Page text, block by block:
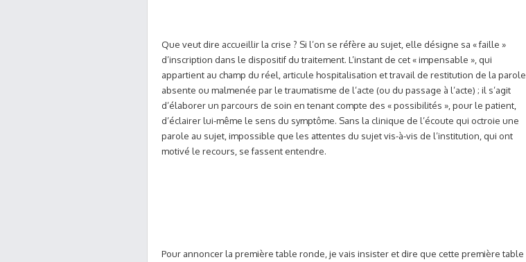
Que veut dire accueillir la crise ? Si l’on se réfère au sujet, elle désigne sa « faille »
d’inscription dans le dispositif du traitement. L’instant de cet « impensable », qui
appartient au champ du réel, articule hospitalisation et travail de restitution de la parole
absente ou malmenée par le traumatisme de l’acte (ou du passage à l’acte) ; il s’agit
d’élaborer un parcours de soin en tenant compte des « possibilités », pour le patient,
d’éclairer lui-même le sens du symptôme. Sans la clinique de l’écoute qui octroie une
parole au sujet, impossible que les attentes du sujet vis-à-vis de l’institution, qui ont
motivé le recours, se fassent entendre.
Pour annoncer la première table ronde, je vais insister et dire que cette première table